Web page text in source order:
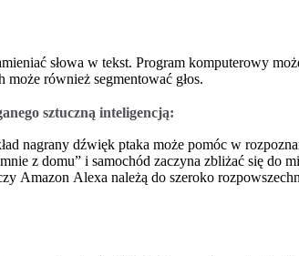
słowa w tekst. Program komputerowy
również segmentować głos.
sztuczną inteligencją:
nagrany dźwięk ptaka może pomóc w
z domu” i samochód zaczyna zbliżać się do
Amazon Alexa należą do szeroko